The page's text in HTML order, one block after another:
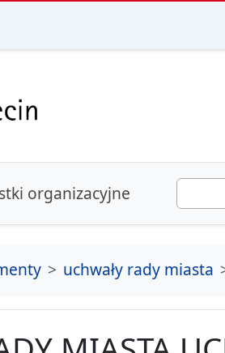
organizacyjne
uchwały rady miasta